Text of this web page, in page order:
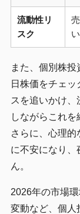
流動性リ
スク
また、個別株投
日株価をチェ
スを追いかけ
しながらこれを
さらに、心理
に不安になり、
ん。
2026年の市場
変動など、個人